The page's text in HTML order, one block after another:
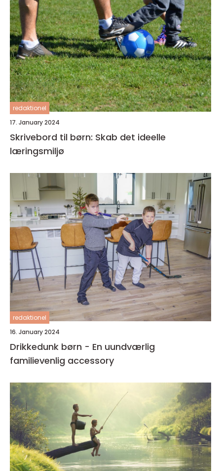
redaktionel
17. January 2024
Skrivebord til børn: Skab det ideelle
læringsmiljø
redaktionel
16. January 2024
Drikkedunk børn - En uundværlig
familievenlig accessory